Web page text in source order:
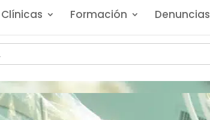
Clínicas Formación Denuncias